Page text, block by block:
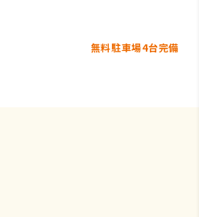
人情報を厳密に管理無料駐車場4台完備